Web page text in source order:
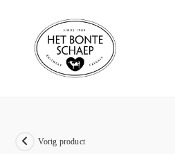
Vorig product